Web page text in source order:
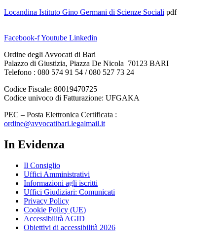
Locandina Istituto Gino Germani di Scienze Sociali pdf
Facebook-fYoutube Linkedin
Ordine degli Avvocati di Bari
Palazzo di Giustizia, Piazza De Nicola 70123 BARI
Telefono : 080 574 91 54 / 080 527 73 24
Codice Fiscale: 80019470725
Codice univoco di Fatturazione: UFGAKA
PEC – Posta Elettronica Certificata :
ordine@avvocatibari.legalmail.it
In Evidenza
Il Consiglio
Uffici Amministrativi
Informazioni agli iscritti
Uffici Giudiziari: Comunicati
Privacy Policy
Cookie Policy (UE)
Accessibilità AGID
Obiettivi di accessibilità 2026